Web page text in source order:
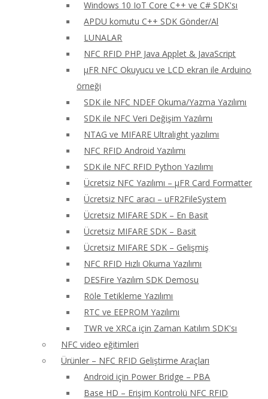
Windows 10 IoT Core C++ ve C# SDK'sı
APDU komutu C++ SDK Gönder/Al
LUNALAR
NFC RFID PHP Java Applet & JavaScript
μFR NFC Okuyucu ve LCD ekran ile Arduino
örneği
SDK ile NFC NDEF Okuma/Yazma Yazılımı
SDK ile NFC Veri Değişim Yazılımı
NTAG ve MIFARE Ultralight yazılımı
NFC RFID Android Yazılımı
SDK ile NFC RFID Python Yazılımı
Ücretsiz NFC Yazılımı – μFR Card Formatter
Ücretsiz NFC aracı – uFR2FileSystem
Ücretsiz MIFARE SDK – En Basit
Ücretsiz MIFARE SDK – Basit
Ücretsiz MIFARE SDK – Gelişmiş
NFC RFID Hızlı Okuma Yazılımı
DESFire Yazılım SDK Demosu
Röle Tetikleme Yazılımı
RTC ve EEPROM Yazılımı
TWR ve XRCa için Zaman Katılım SDK'sı
NFC video eğitimleri
Ürünler – NFC RFID Geliştirme Araçları
Android için Power Bridge – PBA
Base HD – Erişim Kontrolü NFC RFID